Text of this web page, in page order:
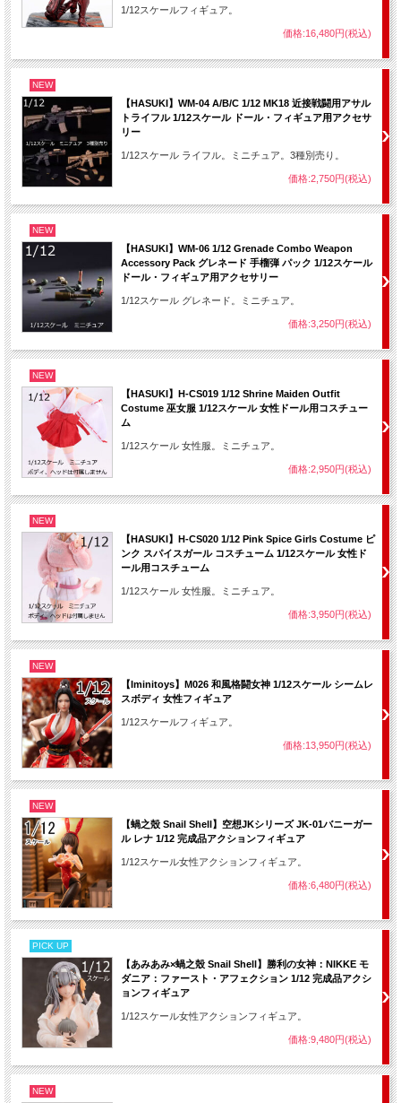
1/12スケールフィギュア。
価格:16,480円(税込)
NEW
【HASUKI】WM-04 A/B/C 1/12 MK18 近接戦闘用アサル
トライフル 1/12スケール ドール・フィギュア用アクセサ
リー
1/12スケール ライフル。ミニチュア。3種別売り。
価格:2,750円(税込)
NEW
【HASUKI】WM-06 1/12 Grenade Combo Weapon
Accessory Pack グレネード 手榴弾 パック 1/12スケール
ドール・フィギュア用アクセサリー
1/12スケール グレネード。ミニチュア。
価格:3,250円(税込)
NEW
【HASUKI】H-CS019 1/12 Shrine Maiden Outfit
Costume 巫女服 1/12スケール 女性ドール用コスチュー
ム
1/12スケール 女性服。ミニチュア。
価格:2,950円(税込)
NEW
【HASUKI】H-CS020 1/12 Pink Spice Girls Costume ピ
ンク スパイスガール コスチューム 1/12スケール 女性ド
ール用コスチューム
1/12スケール 女性服。ミニチュア。
価格:3,950円(税込)
NEW
【Iminitoys】M026 和風格闘女神 1/12スケール シームレ
スボディ 女性フィギュア
1/12スケールフィギュア。
価格:13,950円(税込)
NEW
【蝸之殼 Snail Shell】空想JKシリーズ JK-01バニーガー
ル レナ 1/12 完成品アクションフィギュア
1/12スケール女性アクションフィギュア。
価格:6,480円(税込)
PICK UP
【あみあみ×蝸之殼 Snail Shell】勝利の女神：NIKKE モ
ダニア：ファースト・アフェクション 1/12 完成品アクシ
ョンフィギュア
1/12スケール女性アクションフィギュア。
価格:9,480円(税込)
NEW